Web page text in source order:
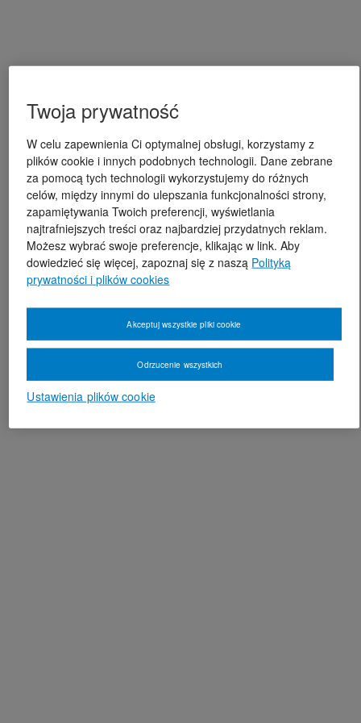
Twoja prywatność
W celu zapewnienia Ci optymalnej obsługi, korzystamy z
plików cookie i innych podobnych technologii. Dane zebrane
za pomocą tych technologii wykorzystujemy do różnych
celów, między innymi do ulepszania funkcjonalności strony,
zapamiętywania Twoich preferencji, wyświetlania
najtrafniejszych treści oraz najbardziej przydatnych reklam.
Możesz wybrać swoje preferencje, klikając w link. Aby
dowiedzieć się więcej, zapoznaj się z naszą Polityką
prywatności i plików cookies
Ustawienia plików cookie
Odrzucenie wszystkich
Akceptuj wszystkie pliki cookie